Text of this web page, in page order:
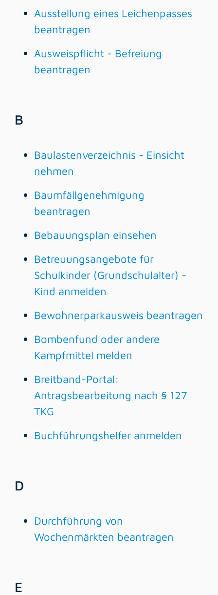
Ausstellung eines Leichenpasses
beantragen
Ausweispflicht - Befreiung
beantragen
B
Baulastenverzeichnis - Einsicht
nehmen
Baumfällgenehmigung
beantragen
Bebauungsplan einsehen
Betreuungsangebote für
Schulkinder (Grundschulalter) -
Kind anmelden
Bewohnerparkausweis beantragen
Bombenfund oder andere
Kampfmittel melden
Breitband-Portal:
Antragsbearbeitung nach § 127
TKG
Buchführungshelfer anmelden
D
Durchführung von
Wochenmärkten beantragen
E